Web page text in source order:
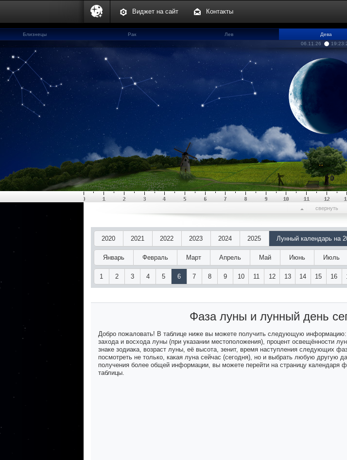
Виджет на сайт Контакты
Близнецы Рак Лев
Дева
06.11.26
свернуть
2020 2021 2022 2023 2024 2025 Лунный календарь на
Январь Февраль Март Апрель Май Июнь Июль
1 2 3 4 5 6 7 8 9 10 11 12 13 14 15 16
Фаза луны и лунный день
Добро пожаловать! В таблице ниже вы можете получить следующую
захода и восхода луны (при указании местоположения), процент освещённости
знаке зодиака, возраст луны, её высота, зенит, время наступления следующих
посмотреть не только, какая луна сейчас (сегодня), но и выбрать любую другую
получения более общей информации, вы можете перейти на страницу календаря
таблицы.